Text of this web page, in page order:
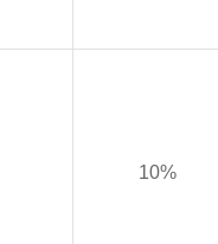
10%